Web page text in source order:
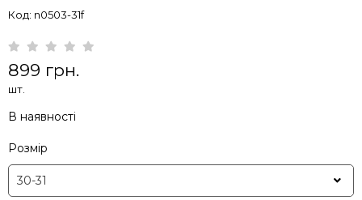
Код: n0503-31f
899 грн.
шт.
В наявності
Розмір